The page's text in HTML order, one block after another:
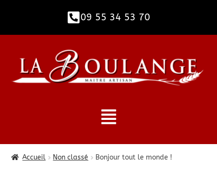
09 55 34 53 70​
Accueil Non classé Bonjour tout le monde !